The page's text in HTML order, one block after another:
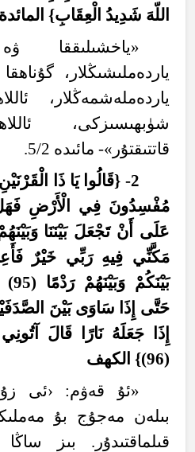
اللّهَ شديد العقاب} المائدة
«ياخشىلىققا ۋە
ياردەملىشىڭلار،
ياردەملەشمەڭلار،
شۈبھىسىزكى،
قاتتىقتۇر»- مائىدە 5/2.
2- {ق
الوا ياذَ ا القرنين
مفسدون في الرْضِ فَهَ
على أَن تجعل بيننا وبينَهُ
مكني فيهِ ربي خير فَأَع
بينكم وبينَهُم ردما (95)
حتى إِذَ ا ساوى بين الصَّدفي
إِذَ ا جعلَهُ نار ا قال آتوني
(96)} الك
هف
«ئۇ قەۋم: ‹ئى
بىلەن مەجۇج بۇ
قىلماقتىدۇر. بىز